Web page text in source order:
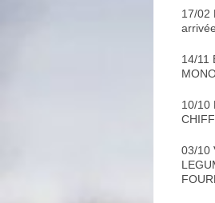
17/02
14/11
10/10
03/10